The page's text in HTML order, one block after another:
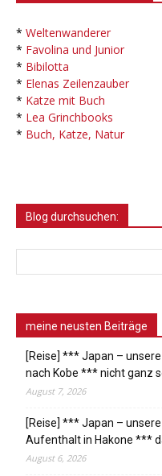
* Weltenwanderer
* Favolina und Junior
* Bibilotta
* Elenas Zeilenzauber
* Katze mit Buch
* Lea Grinchbooks
* Buch, Katze, Natur
Blog durchsuchen:
meine neusten Beiträge
[Reise] *** Japan –
nach Kobe *** nicht ganz
August 7, 2026
[Reise] *** Japan –
Aufenthalt in Hakone ***
August 6, 2026